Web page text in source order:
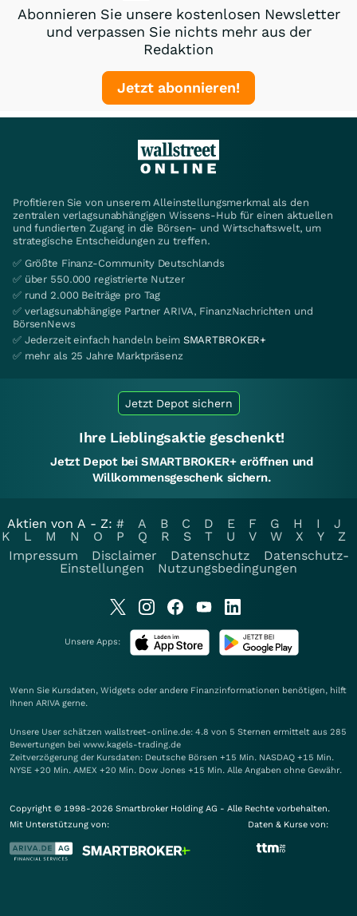
Abonnieren Sie unsere kostenlosen Newsletter
und verpassen Sie nichts mehr aus der
Redaktion
Jetzt abonnieren!
Profitieren Sie von unserem Alleinstellungsmerkmal als den
zentralen verlagsunabhängigen Wissens-Hub für einen aktuellen
und fundierten Zugang in die Börsen- und Wirtschaftswelt, um
strategische Entscheidungen zu treffen.
✅ Größte Finanz-Community Deutschlands
✅ über 550.000 registrierte Nutzer
✅ rund 2.000 Beiträge pro Tag
✅ verlagsunabhängige Partner ARIVA, FinanzNachrichten und
BörsenNews
✅ Jederzeit einfach handeln beim SMARTBROKER+
✅ mehr als 25 Jahre Marktpräsenz
Jetzt Depot sichern
Ihre Lieblingsaktie geschenkt!
Jetzt Depot bei SMARTBROKER+ eröffnen und
Willkommensgeschenk sichern.
Aktien von A - Z: # A B C D E F G H I
J
K
L M N O P Q R S T U V W X Y
Z
Impressum
Disclaimer Datenschutz
Datenschutz-
Einstellungen
Nutzungsbedingungen
Unsere Apps:
Wenn Sie Kursdaten, Widgets oder andere Finanzinformationen benötigen, hilft
Ihnen ARIVA gerne.
Unsere User schätzen wallstreet-online.de: 4.8 von 5 Sternen ermittelt aus 285
Bewertungen bei www.kagels-trading.de
Zeitverzögerung der Kursdaten: Deutsche Börsen +15 Min. NASDAQ +15 Min.
NYSE +20 Min. AMEX +20 Min. Dow Jones +15 Min. Alle Angaben ohne Gewähr.
Copyright © 1998-2026 Smartbroker Holding AG - Alle Rechte vorbehalten.
Mit Unterstützung von:
Daten & Kurse von: